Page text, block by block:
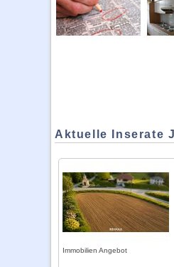
Aktuelle Inserate
Immobilien Angebot